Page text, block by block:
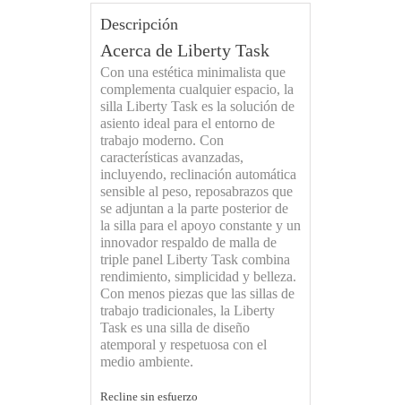
Descripción
Acerca de Liberty Task
Con una estética minimalista que
complementa cualquier espacio, la
silla Liberty Task es la solución de
asiento ideal para el entorno de
trabajo moderno. Con
características avanzadas,
incluyendo, reclinación automática
sensible al peso, reposabrazos que
se adjuntan a la parte posterior de
la silla para el apoyo constante y un
innovador respaldo de malla de
triple panel Liberty Task combina
rendimiento, simplicidad y belleza.
Con menos piezas que las sillas de
trabajo tradicionales, la Liberty
Task es una silla de diseño
atemporal y respetuosa con el
medio ambiente.
Recline sin esfuerzo